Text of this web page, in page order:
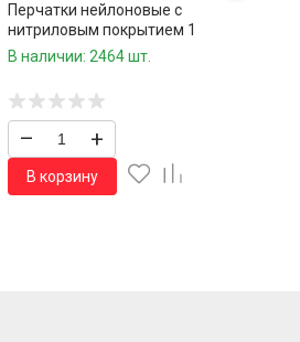
Перчатки нейлоновые с
нитриловым покрытием 1
пара /960 шт.коробка/
В наличии: 2464 шт.
– +
В корзину